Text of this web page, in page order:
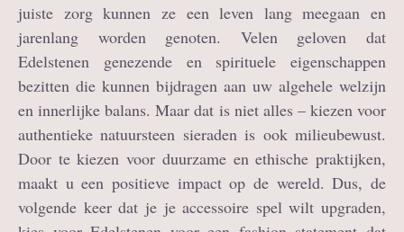
juiste zorg kunnen ze een leven lang meegaan en
jarenlang worden genoten. Velen geloven dat
Edelstenen genezende en spirituele eigenschappen
bezitten die kunnen bijdragen aan uw algehele welzijn
en innerlijke balans. Maar dat is niet alles – kiezen voor
authentieke natuursteen sieraden is ook milieubewust.
Door te kiezen voor duurzame en ethische praktijken,
maakt u een positieve impact op de wereld. Dus, de
volgende keer dat je je accessoire spel wilt upgraden,